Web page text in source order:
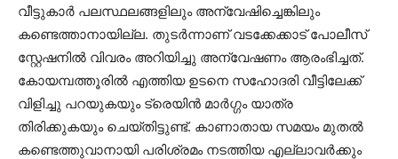
വീട്ടുകാര്‍ പലസ്ഥലങ്ങളിലും അന്വേഷിച്ചെങ്കിലും
കണ്ടെത്താനായില്ല. തുടര്‍ന്നാണ് വടക്കേക്കാട് പോലീസ്
സ്റ്റേഷനില്‍ വിവരം അറിയിച്ചു അന്വേഷണം ആരംഭിച്ചത്.
കോയമ്പത്തൂരില്‍ എത്തിയ ഉടനെ സഹോദരി വീട്ടിലേക്ക്
വിളിച്ചു പറയുകയും ട്രെയിന്‍ മാര്‍ഗ്ഗം യാത്ര
തിരിക്കുകയും ചെയ്തിട്ടുണ്ട്. കാണാതായ സമയം മുതല്‍
കണ്ടെത്തുവാനായി പരിശ്രമം നടത്തിയ എല്ലാവര്‍ക്കും